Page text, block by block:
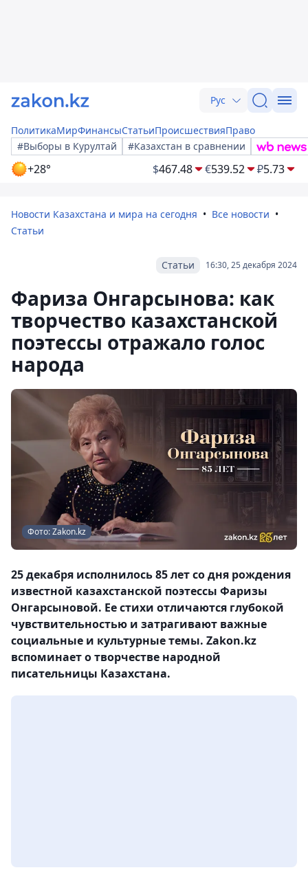
Рус
ПолитикаМирФинансыСтатьиПроисшествияПраво
#Выборы в Курултай
#Казахстан в сравнении
+28° $467.48 €539.52 ₽5.73
Новости Казахстана и мира на сегодня
Все новости
Статьи
16:30, 25 декабря 2024
Статьи
Фариза Онгарсынова: как
творчество казахстанской
поэтессы отражало голос
народа
Фото: Zakon.kz
25 декабря исполнилось 85 лет со дня рождения
известной казахстанской поэтессы Фаризы
Онгарсыновой. Ее стихи отличаются глубокой
чувствительностью и затрагивают важные
социальные и культурные темы. Zakon.kz
вспоминает о творчестве народной
писательницы Казахстана.